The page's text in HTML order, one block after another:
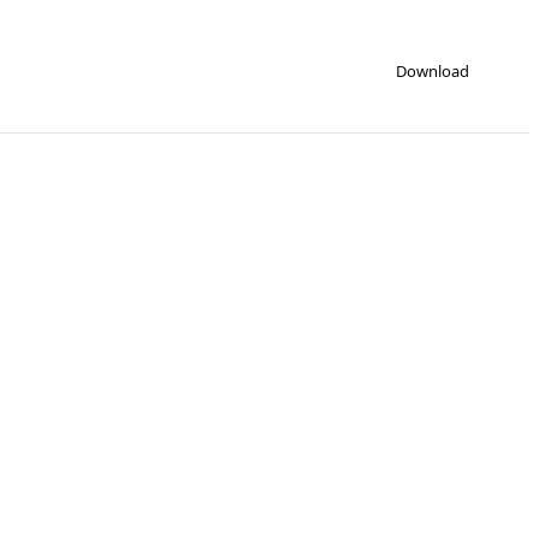
Download